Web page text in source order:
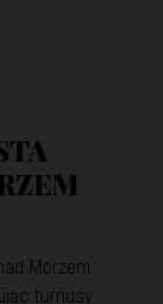
Morzem
turnusy